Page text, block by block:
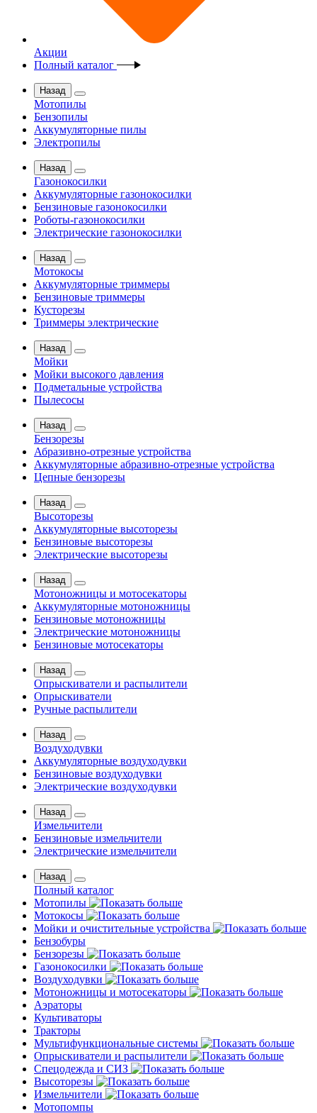
Акции
Полный каталог
Назад
Мотопилы
Бензопилы
Аккумуляторные пилы
Электропилы
Назад
Газонокосилки
Аккумуляторные газонокосилки
Бензиновые газонокосилки
Роботы-газонокосилки
Электрические газонокосилки
Назад
Мотокосы
Аккумуляторные триммеры
Бензиновые триммеры
Кусторезы
Триммеры электрические
Назад
Мойки
Мойки высокого давления
Подметальные устройства
Пылесосы
Назад
Бензорезы
Абразивно-отрезные устройства
Аккумуляторные абразивно-отрезные устройства
Цепные бензорезы
Назад
Высоторезы
Аккумуляторные высоторезы
Бензиновые высоторезы
Электрические высоторезы
Назад
Мотоножницы и мотосекаторы
Аккумуляторные мотоножницы
Бензиновые мотоножницы
Электрические мотоножницы
Бензиновые мотосекаторы
Назад
Опрыскиватели и распылители
Опрыскиватели
Ручные распылители
Назад
Воздуходувки
Аккумуляторные воздуходувки
Бензиновые воздуходувки
Электрические воздуходувки
Назад
Измельчители
Бензиновые измельчители
Электрические измельчители
Назад
Полный каталог
Мотопилы
Мотокосы
Мойки и очистительные устройства
Бензобуры
Бензорезы
Газонокосилки
Воздуходувки
Мотоножницы и мотосекаторы
Аэраторы
Культиваторы
Тракторы
Мультифункциональные системы
Опрыскиватели и распылители
Спецодежда и СИЗ
Высоторезы
Измельчители
Мотопомпы